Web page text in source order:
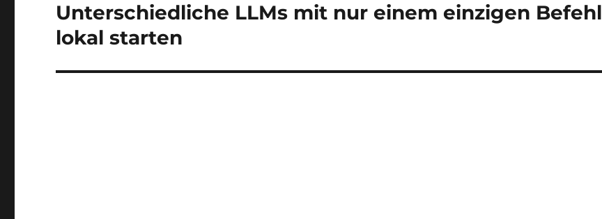
Nächster
Beitrag:
Unterschiedliche LLMs mit nur einem einzigen Befehl
lokal starten